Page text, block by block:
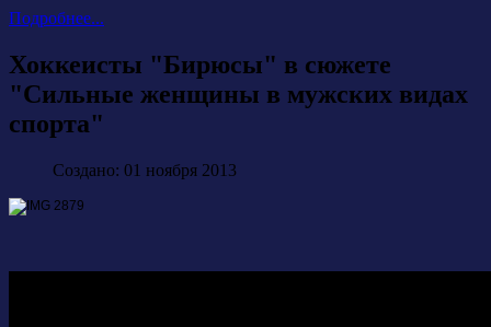
Подробнее...
Хоккеисты "Бирюсы" в сюжете
"Сильные женщины в мужских видах
спорта"
Создано: 01 ноября 2013